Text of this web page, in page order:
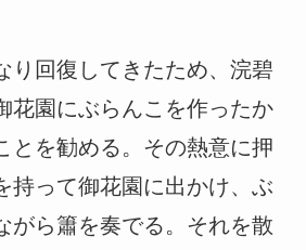
り回復してきたため、浣碧
花園にぶらんこを作ったか
とを勧める。その熱意に押
持って御花園に出かけ、ぶ
がら簫を奏でる。それを散